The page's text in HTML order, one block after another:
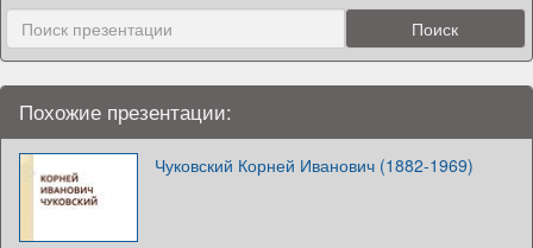
Похожие презентации:
Чуковский Корней Иванович (1882-1969)